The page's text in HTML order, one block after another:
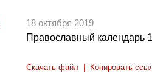
18 октября 2019
Православный календарь
Скачать файл Копировать